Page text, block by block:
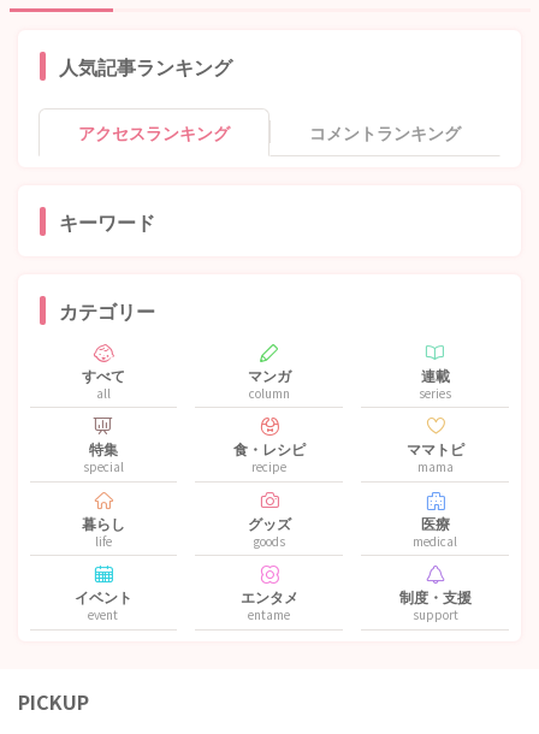
人気記事ランキング
アクセスランキング コメントランキング
キーワード
カテゴリー
すべて
all
マンガ
column
連載
series
特集
special
食・レシピ
recipe
ママトピ
mama
暮らし
life
グッズ
goods
医療
medical
イベント
event
エンタメ
entame
制度・支援
support
PICKUP